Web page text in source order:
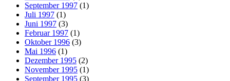
September 1997 (1)
Juli 1997 (1)
Juni 1997 (3)
Februar 1997 (1)
Oktober 1996 (3)
Mai 1996 (1)
Dezember 1995 (2)
November 1995 (1)
September 1995 (3)